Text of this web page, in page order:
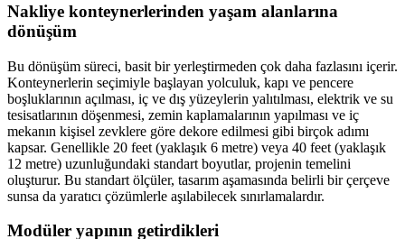
Nakliye konteynerlerinden yaşam alanlarına
dönüşüm
Bu dönüşüm süreci, basit bir yerleştirmeden çok daha fazlasını içerir.
Konteynerlerin seçimiyle başlayan yolculuk, kapı ve pencere
boşluklarının açılması, iç ve dış yüzeylerin yalıtılması, elektrik ve su
tesisatlarının döşenmesi, zemin kaplamalarının yapılması ve iç
mekanın kişisel zevklere göre dekore edilmesi gibi birçok adımı
kapsar. Genellikle 20 feet (yaklaşık 6 metre) veya 40 feet (yaklaşık
12 metre) uzunluğundaki standart boyutlar, projenin temelini
oluşturur. Bu standart ölçüler, tasarım aşamasında belirli bir çerçeve
sunsa da yaratıcı çözümlerle aşılabilecek sınırlamalardır.
Modüler yapının getirdikleri